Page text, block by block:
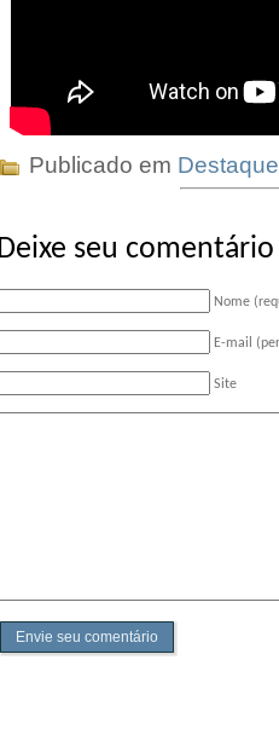
Publicado em
Deixe seu comentário
Nome
E-mail
Site
Envie seu comentário